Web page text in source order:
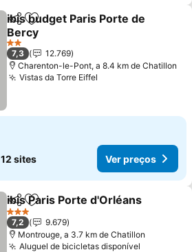
PartilharAdicionar aos favoritos
ibis budget Paris Porte de
Bercy
2 Estrelas
7,3
12.769
Charenton-le-Pont, a 8.4 km de Chatillon
Vistas da Torre Eiffel
12 sites Ver preços
PartilharAdicionar aos favoritos
ibis Paris Porte d'Orléans
3 Estrelas
7,2
9.679
Montrouge, a 3.7 km de Chatillon
Aluguel de bicicletas disponível